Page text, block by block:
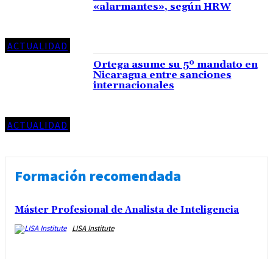
ACTUALIDAD
«alarmantes», según HRW
ACTUALIDAD
Ortega asume su 5º mandato en
Nicaragua entre sanciones
internacionales
Formación recomendada
Máster Profesional de Analista de Inteligencia
LISA Institute